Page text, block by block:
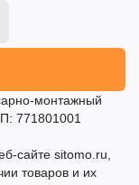
монтажный
771801001
сайте sitomo.ru,
товаров и их